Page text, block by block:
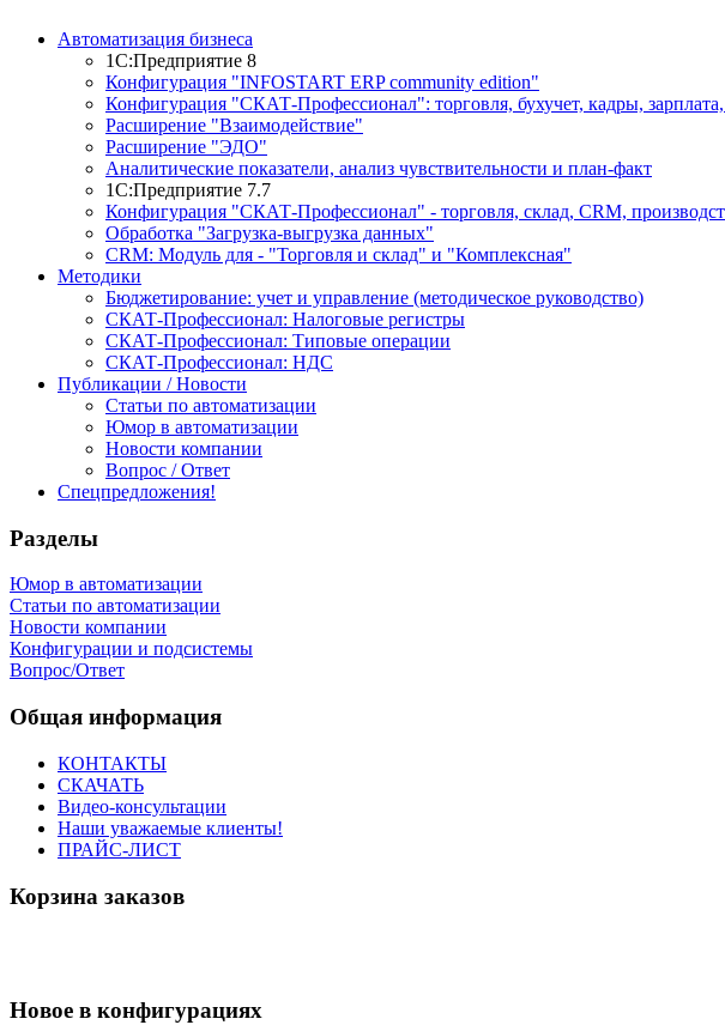
Автоматизация бизнеса
1С:Предприятие 8
Конфигурация "INFOSTART ERP community edition"
Конфигурация "СКАТ-Профессионал": торговля, бухучет, кадры,
Расширение "Взаимодействие"
Расширение "ЭДО"
Аналитические показатели, анализ чувствительности и план-факт
1С:Предприятие 7.7
Конфигурация "СКАТ-Профессионал" - торговля, склад, CRM,
Обработка "Загрузка-выгрузка данных"
CRM: Модуль для - "Торговля и склад" и "Комплексная"
Методики
Бюджетирование: учет и управление (методическое руководство)
СКАТ-Профессионал: Налоговые регистры
СКАТ-Профессионал: Типовые операции
СКАТ-Профессионал: НДС
Публикации / Новости
Статьи по автоматизации
Юмор в автоматизации
Новости компании
Вопрос / Ответ
Спецпредложения!
Разделы
Юмор в автоматизации
Статьи по автоматизации
Новости компании
Конфигурации и подсистемы
Вопрос/Ответ
Общая информация
КОНТАКТЫ
СКАЧАТЬ
Видео-консультации
Наши уважаемые клиенты!
ПРАЙС-ЛИСТ
Корзина заказов
Новое в конфигурациях